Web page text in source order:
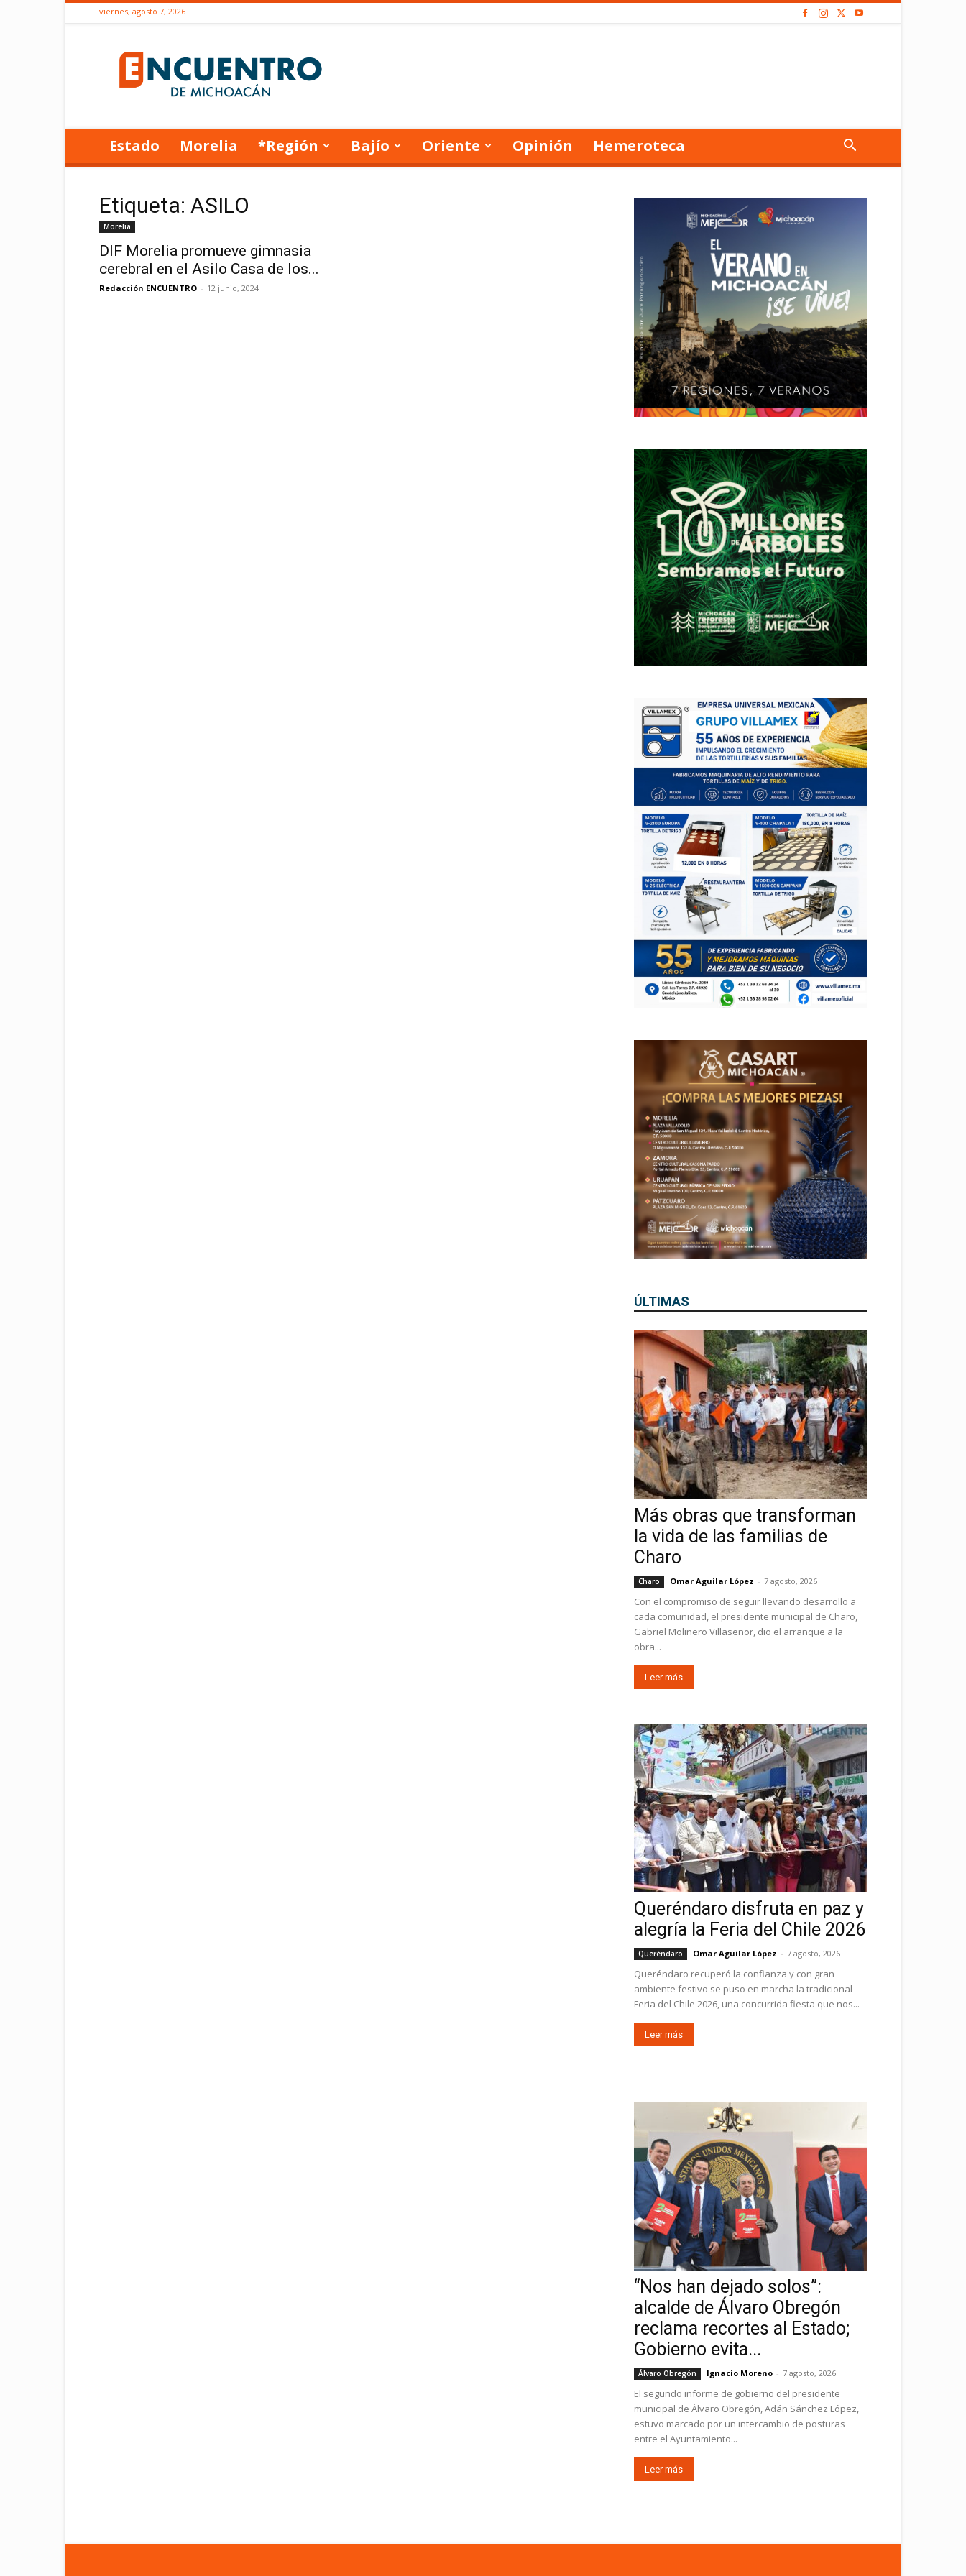
viernes, agosto 7, 2026
de
Michoacán
Estado Morelia *Región Bajío Oriente Opinión Hemeroteca
Etiqueta: ASILO
Morelia
DIF Morelia promueve gimnasia
cerebral en el Asilo Casa de los...
Redacción ENCUENTRO - 12 junio, 2024
ÚLTIMAS
Más obras que transforman
la vida de las familias de
Charo
Charo Omar Aguilar López - 7 agosto, 2026
Con el compromiso de seguir llevando desarrollo a
cada comunidad, el presidente municipal de Charo,
Gabriel Molinero Villaseñor, dio el arranque a la
obra...
Leer más
Queréndaro disfruta en paz y
alegría la Feria del Chile 2026
Queréndaro Omar Aguilar López - 7 agosto, 2026
Queréndaro recuperó la confianza y con gran
ambiente festivo se puso en marcha la tradicional
Feria del Chile 2026, una concurrida fiesta que nos...
Leer más
“Nos han dejado solos”:
alcalde de Álvaro Obregón
reclama recortes al Estado;
Gobierno evita...
Álvaro Obregón Ignacio Moreno - 7 agosto, 2026
El segundo informe de gobierno del presidente
municipal de Álvaro Obregón, Adán Sánchez López,
estuvo marcado por un intercambio de posturas
entre el Ayuntamiento...
Leer más